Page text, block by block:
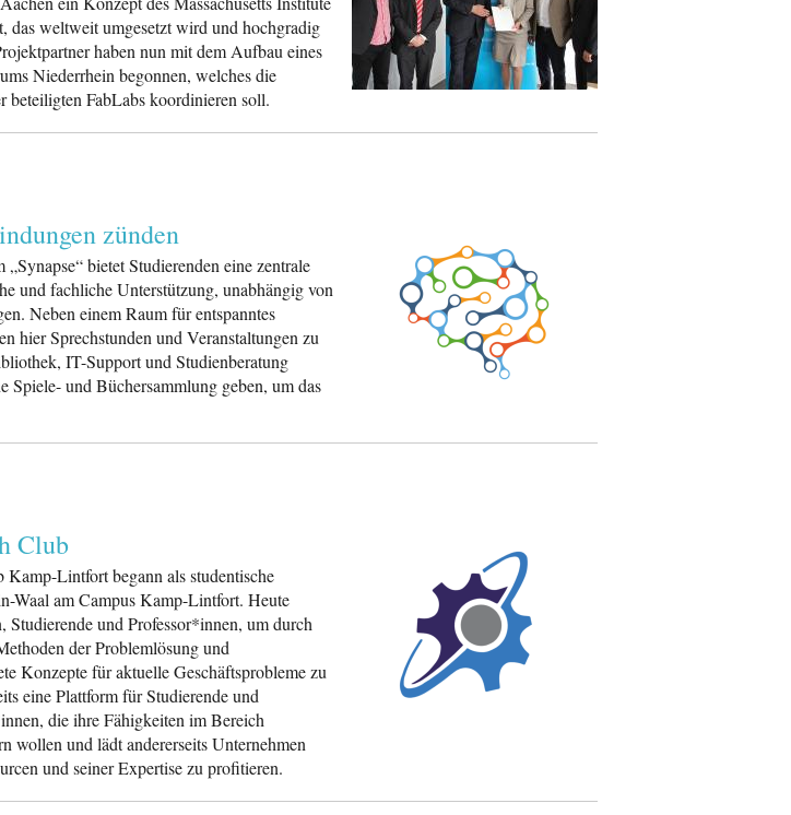
das weltweit umgesetzt wird und hochgradig
haben nun mit dem Aufbau eines
Niederrhein begonnen, welches die
beteiligten FabLabs koordinieren soll.
zünden
bietet Studierenden eine zentrale
und fachliche Unterstützung, unabhängig von
Neben einem Raum für entspanntes
hier Sprechstunden und Veranstaltungen zu
IT-Support und Studienberatung
Spiele- und Büchersammlung geben, um das
Club
Lintfort begann als studentische
Waal am Campus Kamp-Lintfort. Heute
und Professor*innen, um durch
der Problemlösung und
Konzepte für aktuelle Geschäftsprobleme zu
eine Plattform für Studierende und
die ihre Fähigkeiten im Bereich
wollen und lädt andererseits Unternehmen
und seiner Expertise zu profitieren.